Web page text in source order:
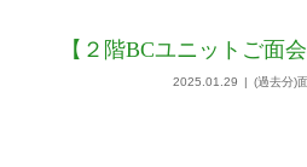
【２階BCユニットご面
2025.01.29 (過去分)